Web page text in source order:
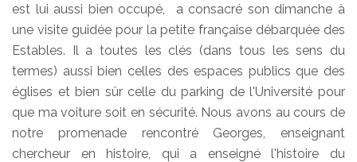
est lui aussi bien occupé, a consacré son dimanche à
une visite guidée pour la petite française débarquée des
Estables. Il a toutes les clés (dans tous les sens du
termes) aussi bien celles des espaces publics que des
églises et bien sûr celle du parking de l'Université pour
que ma voiture soit en sécurité. Nous avons au cours de
notre promenade rencontré Georges, enseignant
chercheur en histoire, qui a enseigné l'histoire du